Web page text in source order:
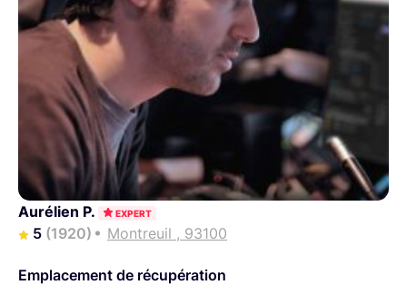
Aurélien P. EXPERT
5 (1920) Montreuil , 93100
Emplacement de récupération